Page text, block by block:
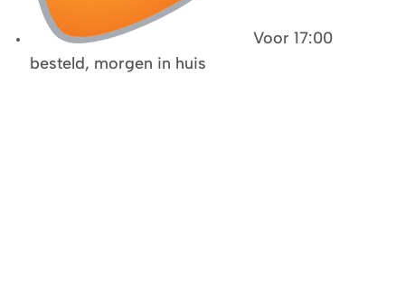
Voor 17:00
besteld, morgen in huis